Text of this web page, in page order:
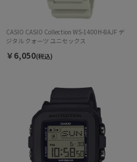
CASIO CASIO Collection WS-1400H-8AJF デ
ジタル クォーツ ユニセックス
￥6,050(税込)